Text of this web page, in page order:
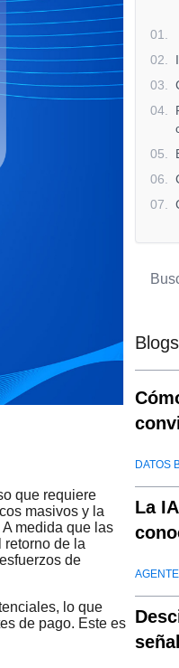
que requiere
masivos y la
medida que las
retorno de la
de
lo que
de pago. Este es
01
02
03
04
05
06
07
DATOS
La